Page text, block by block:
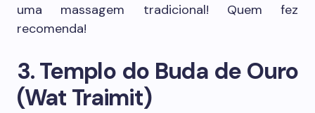
uma massagem tradicional! Quem fez
recomenda!
3. Templo do Buda de Ouro
(Wat Traimit)